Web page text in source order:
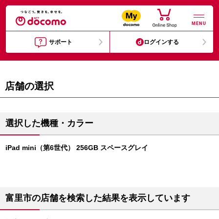
MENU
サポート ログインする
店舗の選択
選択した機種・カラー
iPad mini（第6世代） 256GB スペースグレイ
富里市の店舗を検索した結果を表示しています